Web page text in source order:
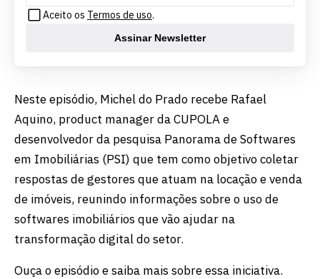
Aceito os Termos de uso.
Assinar Newsletter
Neste episódio, Michel do Prado recebe Rafael
Aquino, product manager da CUPOLA e
desenvolvedor da pesquisa Panorama de Softwares
em Imobiliárias (PSI) que tem como objetivo coletar
respostas de gestores que atuam na locação e venda
de imóveis, reunindo informações sobre o uso de
softwares imobiliários que vão ajudar na
transformação digital do setor.
Ouça o episódio e saiba mais sobre essa iniciativa.